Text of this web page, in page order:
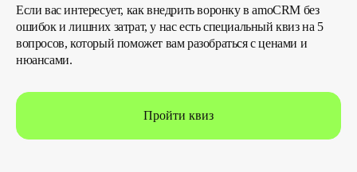
Если вас интересует, как внедрить воронку в amoCRM без
ошибок и лишних затрат, у нас есть специальный квиз на 5
вопросов, который поможет вам разобраться с ценами и
нюансами.
Пройти квиз